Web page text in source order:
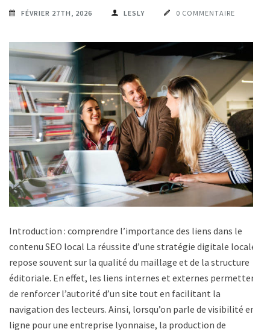
FÉVRIER 27TH, 2026 LESLY 0 COMMENTAIRE
Introduction : comprendre l’importance des liens dans le
contenu SEO local La réussite d’une stratégie digitale locale
repose souvent sur la qualité du maillage et de la structure
éditoriale. En effet, les liens internes et externes permettent
de renforcer l’autorité d’un site tout en facilitant la
navigation des lecteurs. Ainsi, lorsqu’on parle de visibilité en
ligne pour une entreprise lyonnaise, la production de